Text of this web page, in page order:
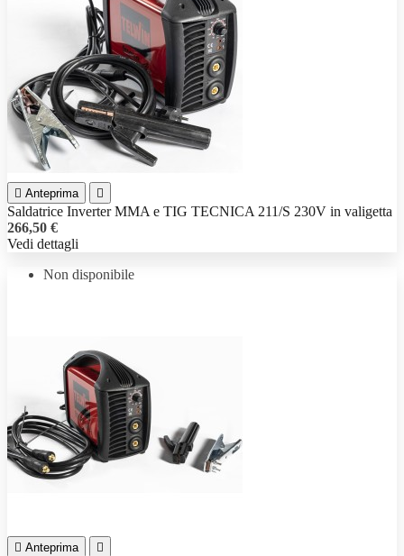
 Anteprima 
Saldatrice Inverter MMA e TIG TECNICA 211/S 230V in valigetta
266,50 €
Vedi dettagli
Non disponibile
 Anteprima 